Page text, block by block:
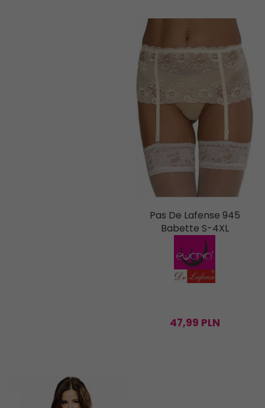
Pas De Lafense 945
Babette S-4XL
47,99 PLN